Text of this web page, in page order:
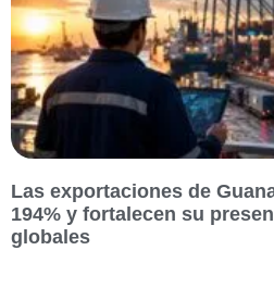
Las exportaciones de
194% y fortalecen su
globales